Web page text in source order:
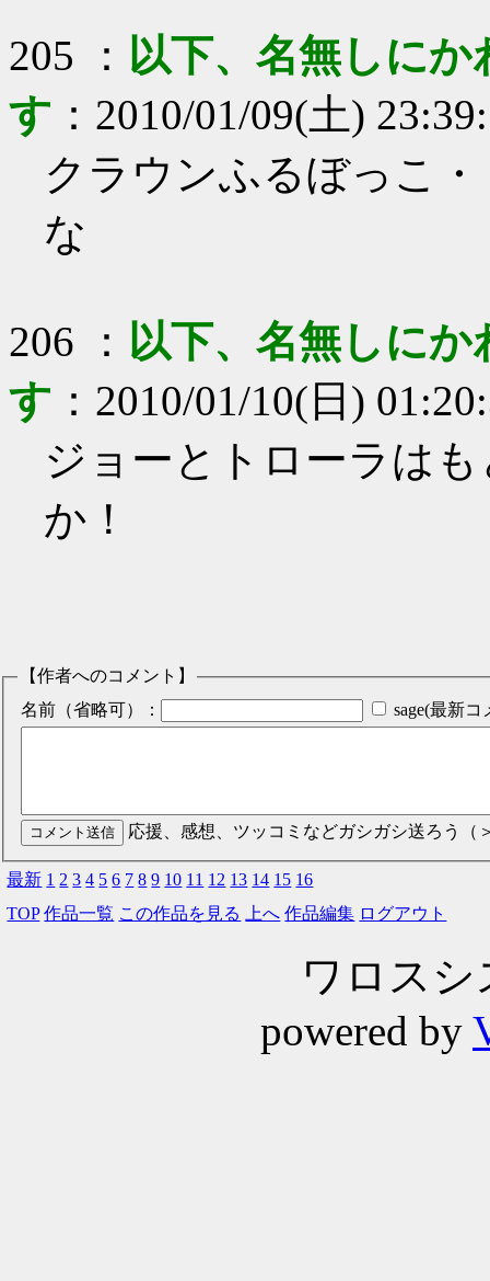
205 ： 以下、名無しに
す ： 2010/01/09(土)
クラウンふるぼっこ
な
206 ： 以下、名無しに
す ： 2010/01/10(日)
ジョーとトローラは
か！
【作者へのコメント】
名前（省略可）：
sage(最新
応援、感想、ツッコミなどガシガシ送ろう（
最新 1 2 3 4 5 6 7 8 9 10 11 12 13 14 15 16
TOP 作品一覧 この作品を見る 上へ 作品編集 ログアウト
ワロスシ
powered by